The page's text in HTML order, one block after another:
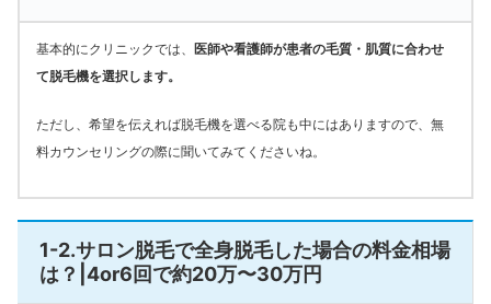
基本的にクリニックでは、 医師や看護師が患者の毛質・肌質に合わせ
て脱毛機を選択します。
ただし、希望を伝えれば脱毛機を選べる院も中にはありますので、無
料カウンセリングの際に聞いてみてくださいね。
1-2.サロン脱毛で全身脱毛した場合の料金相場
は？|4or6回で約20万〜30万円